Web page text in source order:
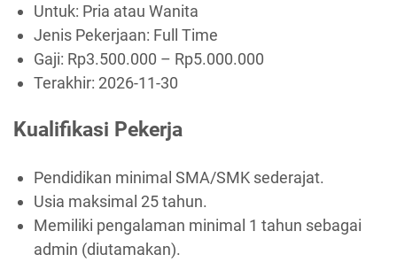
Untuk: Pria atau Wanita
Jenis Pekerjaan: Full Time
Gaji: Rp3.500.000 – Rp5.000.000
Terakhir: 2026-11-30
Kualifikasi Pekerja
Pendidikan minimal SMA/SMK sederajat.
Usia maksimal 25 tahun.
Memiliki pengalaman minimal 1 tahun sebagai
admin (diutamakan).